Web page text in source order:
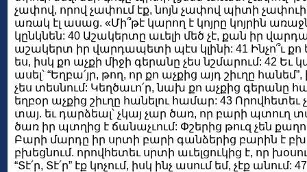
չափով, որով չափում էք, նոյն չափով պիտի
առակ էլ ասաց. «Մի՞թէ կարող է կոյրը կոյրին
կընկնեն: 40 Աշակերտը աւելի մեծ չէ, քան իր
աշակերտ իր վարդապետի պէս կլինի: 41 Ինչո՞ւ քո
ես, իսկ քո աչքի միջի գերանը չես նշմարում: 42 Եւ
ասել՝ “Եղբա՛յր, թող, որ քո աչքից այդ շիւղը
չես տեսնում: Կեղծաւո՛ր, նախ քո աչքից գերանը
եղբօր աչքից շիւղը հանելու համար: 43
տայ. եւ դարձեալ՝ չկայ չար ծառ, որ բարի պտուղ
ծառ իր պտղից է ճանաչւում: Փշերից թուզ չեն
Բարի մարդը իր սրտի բարի գանձերից բարին է
բխեցնում. որովհետեւ սրտի աւելցուկից է, որ
“Տէ՛ր, Տէ՛ր” էք կոչում, իսկ ինչ ասում եմ, չէք